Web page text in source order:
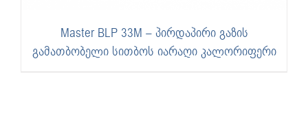
Master BLP 33M – პირდაპირი გაზის
გამათბობელი სითბოს იარაღი კალორიფერი